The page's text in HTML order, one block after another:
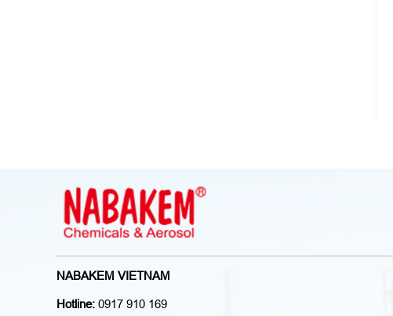
NABAKEM VIETNAM
Hotline: 0917 910 169